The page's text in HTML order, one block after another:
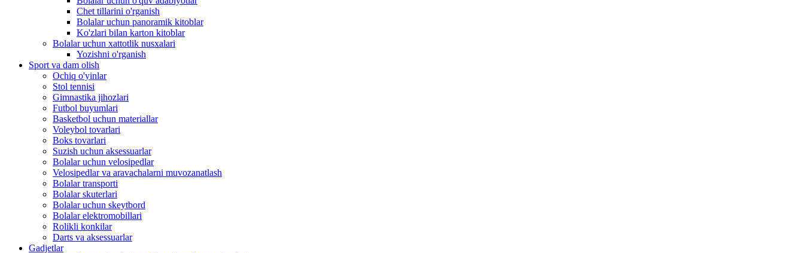
Chet tillarini o'rganish
Bolalar uchun panoramik kitoblar
Ko'zlari bilan karton kitoblar
Bolalar uchun xattotlik nusxalari
Yozishni o'rganish
Sport va dam olish
Ochiq o'yinlar
Stol tennisi
Gimnastika jihozlari
Futbol buyumlari
Basketbol uchun materiallar
Voleybol tovarlari
Boks tovarlari
Suzish uchun aksessuarlar
Bolalar uchun velosipedlar
Velosipedlar va aravachalarni muvozanatlash
Bolalar transporti
Bolalar skuterlari
Bolalar uchun skeytbord
Bolalar elektromobillari
Rolikli konkilar
Darts va aksessuarlar
Gadjetlar